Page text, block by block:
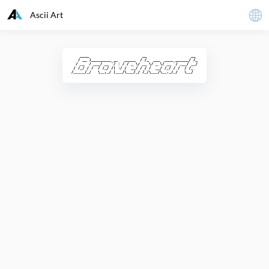
Ascii Art